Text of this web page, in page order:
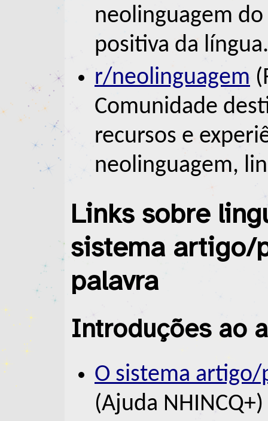
neolinguagem
positiva da língua.
r/neolinguagem
Comunidade
recursos e
neolinguagem,
Links sobre
sistema artigo/
palavra
Introduções ao
O sistema
(Ajuda NHINCQ+)